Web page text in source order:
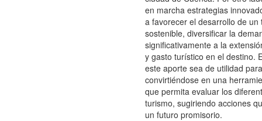
en marcha estrategias
a favorecer el desarrollo de un
sostenible, diversificar la
significativamente a la
y gasto turístico en el destino.
este aporte sea de utilidad
convirtiéndose en una
que permita evaluar los
turismo, sugiriendo acciones
un futuro promisorio.